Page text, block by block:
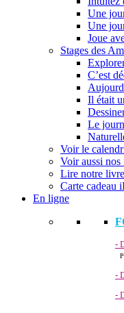
Une
Une
Joue
Stages des
C’est
Il était
Le
Voir le
Voir aussi
Lire notre
Carte cadeau
En ligne
-
-
-